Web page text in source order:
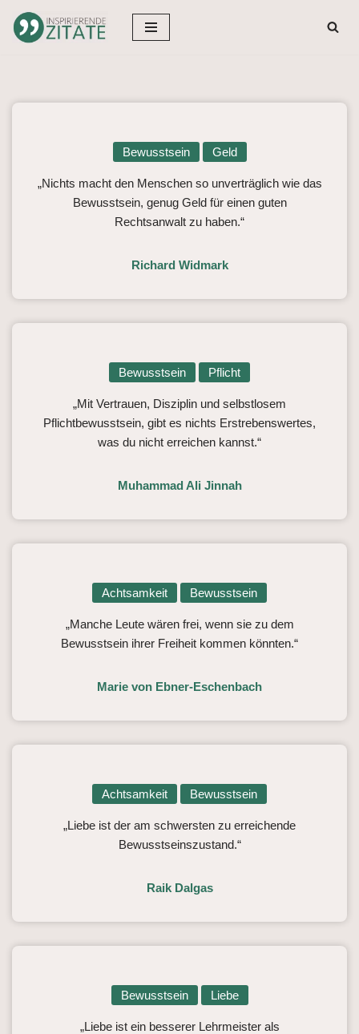
Zum
Bewusstsein Geld
„Nichts macht den Menschen so unverträglich wie das
Bewusstsein, genug Geld für einen guten
Rechtsanwalt zu haben.“
Richard Widmark
Bewusstsein Pflicht
„Mit Vertrauen, Disziplin und selbstlosem
Pflichtbewusstsein, gibt es nichts Erstrebenswertes,
was du nicht erreichen kannst.“
Muhammad Ali Jinnah
Achtsamkeit Bewusstsein
„Manche Leute wären frei, wenn sie zu dem
Bewusstsein ihrer Freiheit kommen könnten.“
Marie von Ebner-Eschenbach
Achtsamkeit Bewusstsein
„Liebe ist der am schwersten zu erreichende
Bewusstseinszustand.“
Raik Dalgas
Bewusstsein Liebe
„Liebe ist ein besserer Lehrmeister als